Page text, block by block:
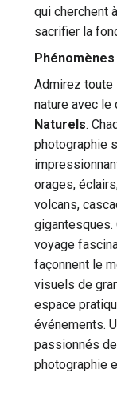
qui cherchent
sacrifier la
Admirez toute
nature avec le
Naturels.
photographie
orages,
volcans,
voyage
façonnent le
visuels de
espace
événements.
passionnés
photographie